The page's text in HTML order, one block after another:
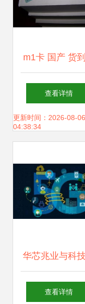
m1卡 国产 货
款 包退包换 推
产品 实体经营
智能卡
查看详情
更新时间：2026-08-06
04:38:34
华芯兆业与科
国移动5G卡 尽
查看详情